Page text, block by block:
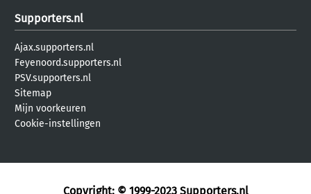
Supporters.nl
Ajax.supporters.nl
Feyenoord.supporters.nl
PSV.supporters.nl
Sitemap
Mijn voorkeuren
Cookie-instellingen
Copyright: © 1999-2023 Supporters.nl